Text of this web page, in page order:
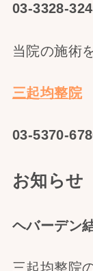
03-3328-
当院の施術
三起均整院
03-5370-
お知らせ
ヘバーデン
三起均整院